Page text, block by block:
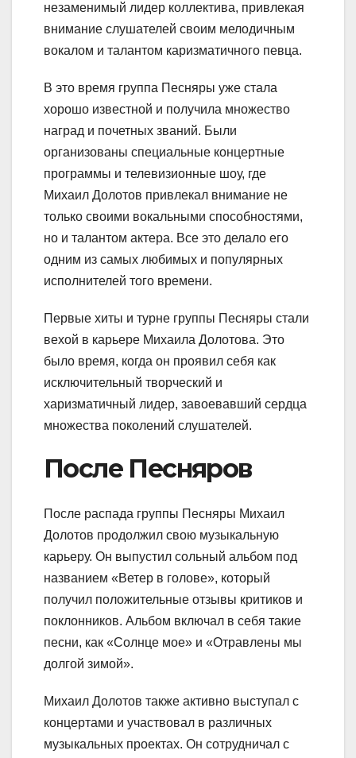
незаменимый лидер коллектива, привлекая
внимание слушателей своим мелодичным
вокалом и талантом каризматичного певца.
В это время группа Песняры уже стала
хорошо известной и получила множество
наград и почетных званий. Были
организованы специальные концертные
программы и телевизионные шоу, где
Михаил Долотов привлекал внимание не
только своими вокальными способностями,
но и талантом актера. Все это делало его
одним из самых любимых и популярных
исполнителей того времени.
Первые хиты и турне группы Песняры стали
вехой в карьере Михаила Долотова. Это
было время, когда он проявил себя как
исключительный творческий и
харизматичный лидер, завоевавший сердца
множества поколений слушателей.
После Песняров
После распада группы Песняры Михаил
Долотов продолжил свою музыкальную
карьеру. Он выпустил сольный альбом под
названием «Ветер в голове», который
получил положительные отзывы критиков и
поклонников. Альбом включал в себя такие
песни, как «Солнце мое» и «Отравлены мы
долгой зимой».
Михаил Долотов также активно выступал с
концертами и участвовал в различных
музыкальных проектах. Он сотрудничал с